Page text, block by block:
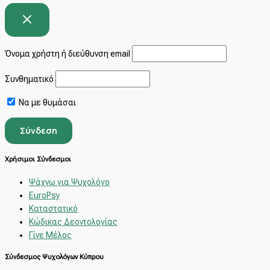
Όνομα χρήστη ή διεύθυνση email
Συνθηματικό
Να με θυμάσαι
Χρήσιμοι Σύνδεσμοι
Ψάχνω για Ψυχολόγο
EuroPsy
Καταστατικό
Κώδικας Δεοντολογίας
Γίνε Μέλος
Σύνδεσμος Ψυχολόγων Κύπρου